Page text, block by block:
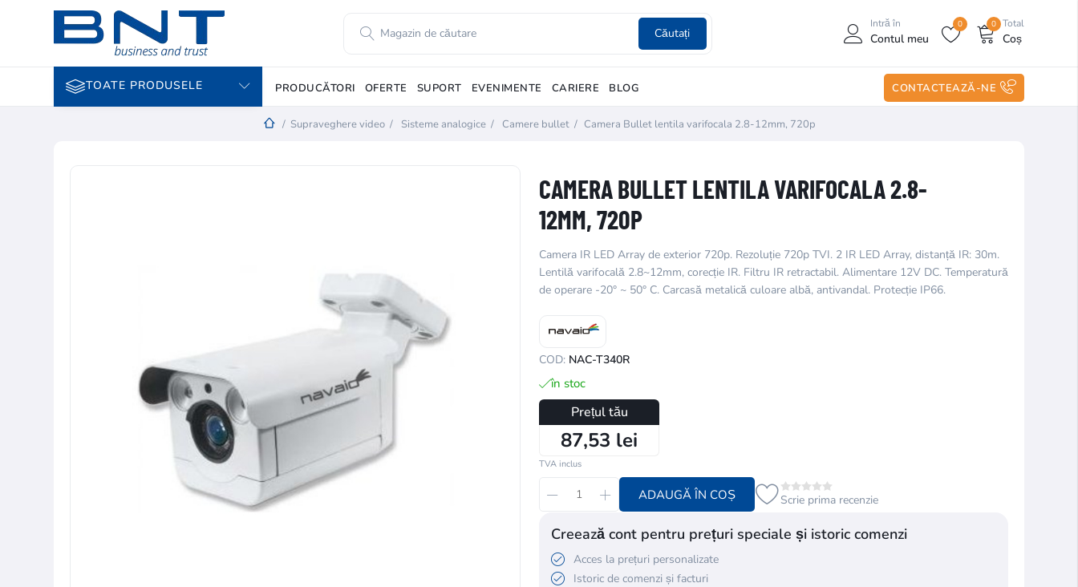
Căutați
Intră în
Contul meu
0 Total
Coș
0
TOATE PRODUSELE PRODUCĂTORI OFERTE SUPORT EVENIMENTE CARIERE BLOG CONTACTEAZĂ-NE
/ Supraveghere video / Sisteme analogice / Camere bullet / Camera Bullet lentila varifocala 2.8-12mm, 720p
CAMERA BULLET LENTILA VARIFOCALA 2.8-
12MM, 720P
Camera IR LED Array de exterior 720p. Rezoluție 720p TVI. 2 IR LED Array, distanță IR: 30m.
Lentilă varifocală 2.8~12mm, corecție IR. Filtru IR retractabil. Alimentare 12V DC. Temperatură
de operare -20° ~ 50° C. Carcasă metalică culoare albă, antivandal. Protecție IP66.
COD: NAC-T340R
în stoc
Prețul tău
87,53 lei
TVA inclus
ADAUGĂ ÎN COȘ Scrie prima recenzie
Creează cont pentru prețuri speciale și istoric comenzi
Acces la prețuri personalizate
Istoric de comenzi și facturi